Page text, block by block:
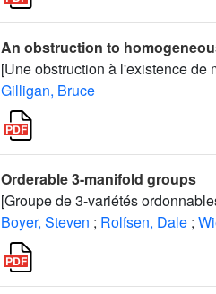
An obstruction to
[Une obstruction à l'existence
Gilligan, Bruce
Orderable 3-manifold groups
[Groupe de 3-variétés
Boyer, Steven ; Rolfsen, Dale ;